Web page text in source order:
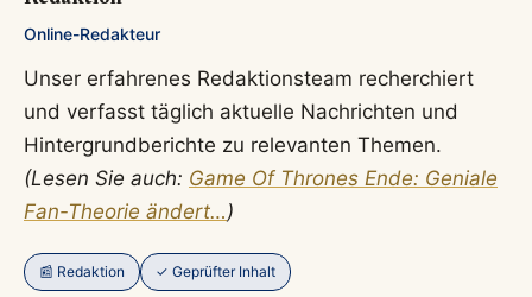
Online-Redakteur
Unser erfahrenes Redaktionsteam recherchiert
und verfasst täglich aktuelle Nachrichten und
Hintergrundberichte zu relevanten Themen.
(Lesen Sie auch: Game Of Thrones Ende: Geniale
Fan-Theorie ändert…)
📰 Redaktion ✓ Geprüfter Inhalt